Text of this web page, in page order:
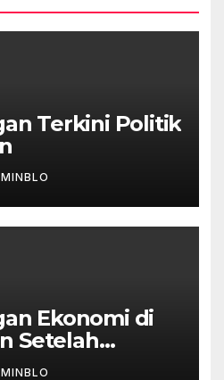
Terkini Politik
Ekonomi di
Setelah